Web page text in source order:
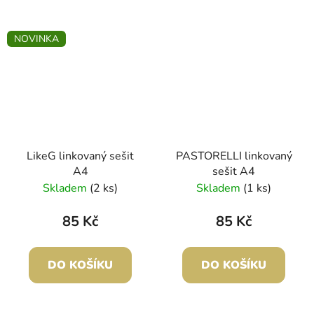
NOVINKA
LikeG linkovaný sešit
A4
Skladem (2 ks)
85 Kč
DO KOŠÍKU
PASTORELLI linkovaný
sešit A4
Skladem (1 ks)
85 Kč
DO KOŠÍKU